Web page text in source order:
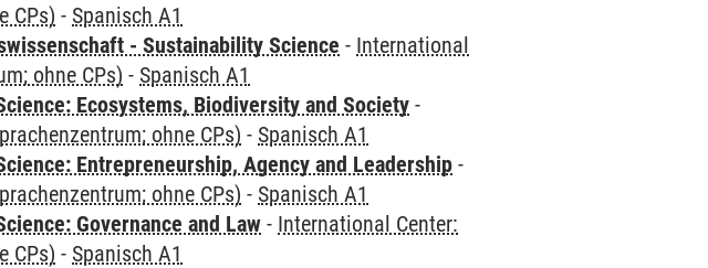
CPs) - Spanisch A1
- Sustainability Science - International
ohne CPs) - Spanisch A1
Ecosystems, Biodiversity and Society -
ohne CPs) - Spanisch A1
Entrepreneurship, Agency and Leadership -
ohne CPs) - Spanisch A1
Governance and Law - International Center:
CPs) - Spanisch A1